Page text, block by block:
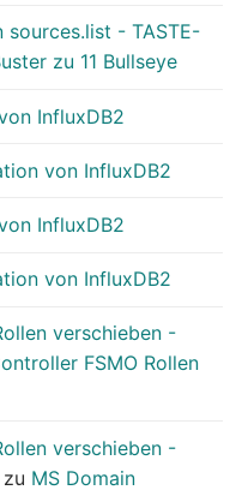
sources.list - TASTE-
zu 11 Bullseye
InfluxDB2
von InfluxDB2
InfluxDB2
von InfluxDB2
verschieben -
FSMO Rollen
verschieben -
zu MS Domain